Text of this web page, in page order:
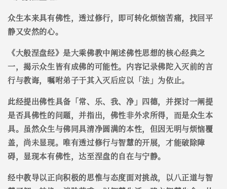
众生本来具有佛性，透过修行，即可转化烦恼苦痛，找回平
静又安然的心。
《大般涅盘经》是大乘佛教中阐述佛性思想的核心经典之
一，揭示众生皆有成佛的可能性。内容记录佛陀入灭前的言
行与教诲，嘱咐弟子于其入灭后应以「法」为依止。
此经提出佛性具备「常、乐、我、净」四德，并探讨一阐提
是否具佛性的问题，并指出，佛性非外求所得，而是众生本
具。虽然众生与佛同具清净圆满的本性，但因无明与烦恼覆
盖，尚未显现。唯有透过修行与智慧的开展，才能破除障
碍，显现本有佛性，达至涅盘的自在与宁静。
经中教导以正向积极的思惟与态度面对挑战，以八正道与智